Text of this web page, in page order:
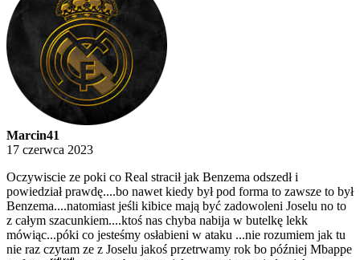
Marcin41
17 czerwca 2023
Oczywiscie ze poki co Real stracił jak Benzema odszedł i
powiedział prawdę....bo nawet kiedy był pod forma to zawsze to był
Benzema....natomiast jeśli kibice mają być zadowoleni Joselu no to
z całym szacunkiem....ktoś nas chyba nabija w butelkę lekk
mówiąc...póki co jesteśmy osłabieni w ataku ...nie rozumiem jak tu
nie raz czytam ze z Joselu jakoś przetrwamy rok bo później Mbappe